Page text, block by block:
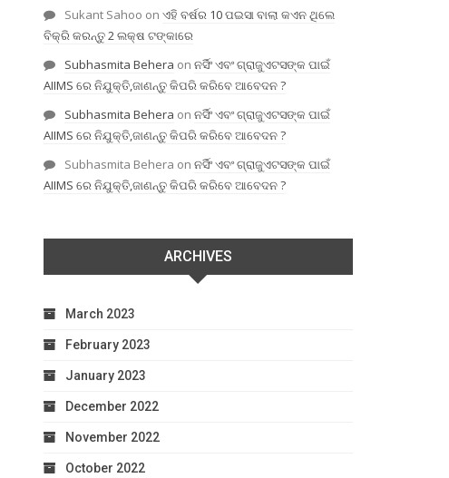
Sukant Sahoo on ଏହି ବର୍ଷର 10 ପଇସା ବାଲା କଏନ ଥିଲେ
ବିକ୍ରି କରନ୍ତୁ 2 ଲକ୍ଷ ଟଙ୍କାରେ
Subhasmita Behera on ନର୍ସିଂ ଏବଂ ଗ୍ରାଜୁଏଟସଙ୍କ ପାଇଁ
AIIMS ରେ ନିଯୁକ୍ତି,ଜାଣନ୍ତୁ କିପରି କରିବେ ଆବେଦନ ?
Subhasmita Behera on ନର୍ସିଂ ଏବଂ ଗ୍ରାଜୁଏଟସଙ୍କ ପାଇଁ
AIIMS ରେ ନିଯୁକ୍ତି,ଜାଣନ୍ତୁ କିପରି କରିବେ ଆବେଦନ ?
Subhasmita Behera on ନର୍ସିଂ ଏବଂ ଗ୍ରାଜୁଏଟସଙ୍କ ପାଇଁ
AIIMS ରେ ନିଯୁକ୍ତି,ଜାଣନ୍ତୁ କିପରି କରିବେ ଆବେଦନ ?
ARCHIVES
March 2023
February 2023
January 2023
December 2022
November 2022
October 2022